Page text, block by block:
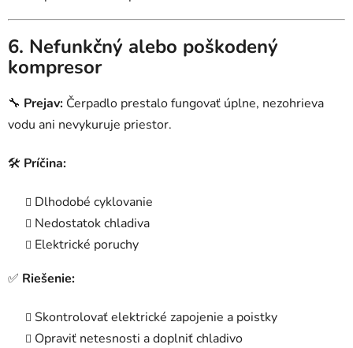
6. Nefunkčný alebo poškodený
kompresor
🔧 Prejav: Čerpadlo prestalo fungovať úplne, nezohrieva
vodu ani nevykuruje priestor.
🛠 Príčina:
Dlhodobé cyklovanie
Nedostatok chladiva
Elektrické poruchy
✅ Riešenie:
Skontrolovať elektrické zapojenie a poistky
Opraviť netesnosti a doplniť chladivo